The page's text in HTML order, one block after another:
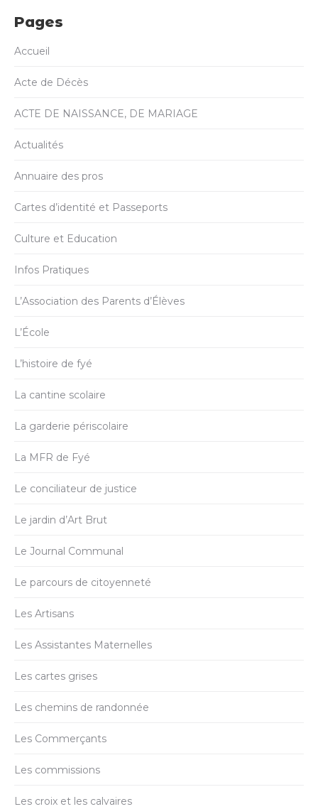
Pages
Accueil
Acte de Décès
ACTE DE NAISSANCE, DE MARIAGE
Actualités
Annuaire des pros
Cartes d’identité et Passeports
Culture et Education
Infos Pratiques
L’Association des Parents d’Élèves
L’École
L’histoire de fyé
La cantine scolaire
La garderie périscolaire
La MFR de Fyé
Le conciliateur de justice
Le jardin d’Art Brut
Le Journal Communal
Le parcours de citoyenneté
Les Artisans
Les Assistantes Maternelles
Les cartes grises
Les chemins de randonnée
Les Commerçants
Les commissions
Les croix et les calvaires